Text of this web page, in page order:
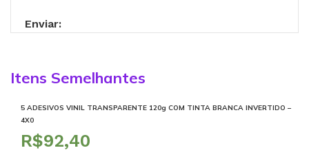
Enviar:
Itens Semelhantes
5 ADESIVOS VINIL TRANSPARENTE 120g COM TINTA BRANCA INVERTIDO –
4X0
R$